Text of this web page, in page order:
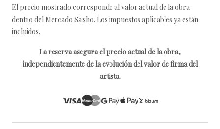
El precio mostrado corresponde al valor actual de la obra
dentro del Mercado Saisho. Los impuestos aplicables ya están
incluidos.
La reserva asegura el precio actual de la obra,
independientemente de la evolución del valor de firma del
artista.